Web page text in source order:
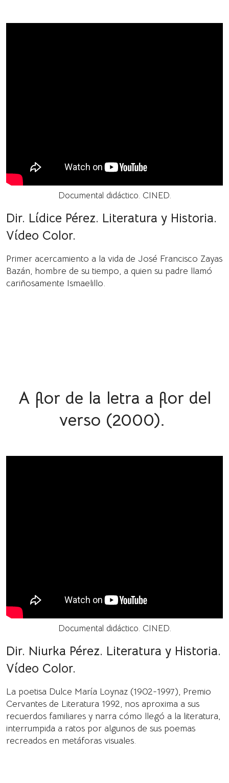
Documental didáctico. CINED.
Dir. Lídice Pérez. Literatura y Historia.
Vídeo Color.
Primer acercamiento a la vida de José Francisco Zayas
Bazán, hombre de su tiempo, a quien su padre llamó
cariñosamente Ismaelillo.
A flor de la letra a flor del
verso (2000).
Documental didáctico. CINED.
Dir. Niurka Pérez. Literatura y Historia.
Vídeo Color.
La poetisa Dulce María Loynaz (1902-1997), Premio
Cervantes de Literatura 1992, nos aproxima a sus
recuerdos familiares y narra cómo llegó a la literatura,
interrumpida a ratos por algunos de sus poemas
recreados en metáforas visuales.